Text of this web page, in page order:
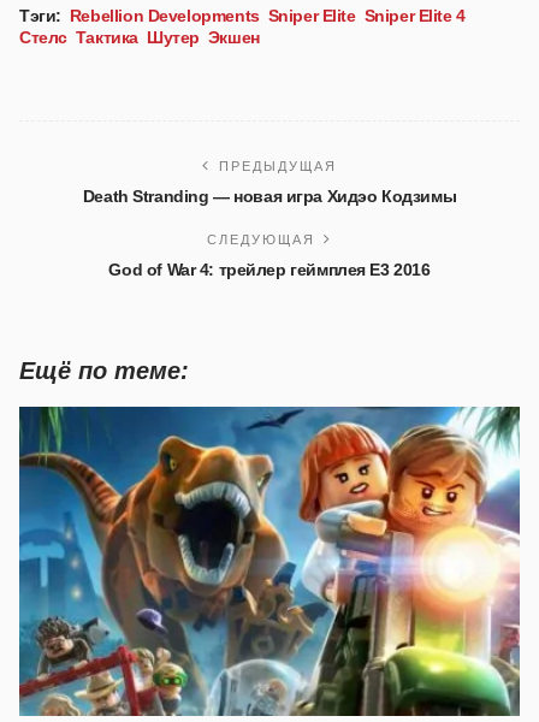
Тэги: Rebellion Developments Sniper Elite Sniper Elite 4
Стелс Тактика Шутер Экшен
ПРЕДЫДУЩАЯ
Death Stranding — новая игра Хидэо Кодзимы
СЛЕДУЮЩАЯ
God of War 4: трейлер геймплея E3 2016
Ещё по теме: